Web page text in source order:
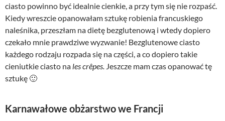
ciasto powinno być idealnie cienkie, a przy tym się nie rozpaść.
Kiedy wreszcie opanowałam sztukę robienia francuskiego
naleśnika, przeszłam na dietę bezglutenową i wtedy dopiero
czekało mnie prawdziwe wyzwanie! Bezglutenowe ciasto
każdego rodzaju rozpada się na części, a co dopiero takie
cieniutkie ciasto na les crêpes. Jeszcze mam czas opanować tę
sztukę 🙂
Karnawałowe obżarstwo we Francji